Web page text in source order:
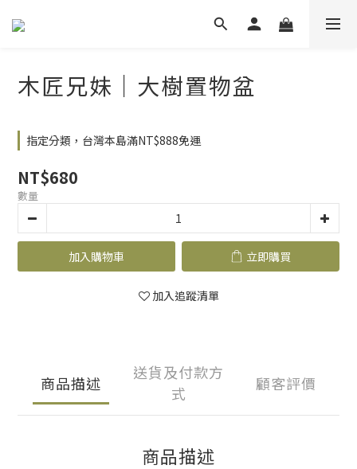
木匠兄妹｜大樹置物盆
指定分類，台灣本島滿NT$888免運
NT$680
數量
加入購物車 立即購買
加入追蹤清單
商品描述
送貨及付款方
式
顧客評價
商品描述